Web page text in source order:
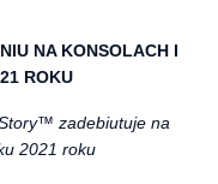
NA KONSOLACH I
ROKU
zadebiutuje na
2021 roku